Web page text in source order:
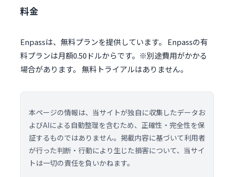
料金
Enpassは、無料プランを提供しています。 Enpassの有
料プランは月額0.50ドルからです。※別途費用がかかる
場合があります。 無料トライアルはありません。
本ページの情報は、当サイトが独自に収集したデータお
よびAIによる自動整理を含むため、正確性・完全性を保
証するものではありません。掲載内容に基づいて利用者
が行った判断・行動により生じた損害について、当サイ
トは一切の責任を負いかねます。